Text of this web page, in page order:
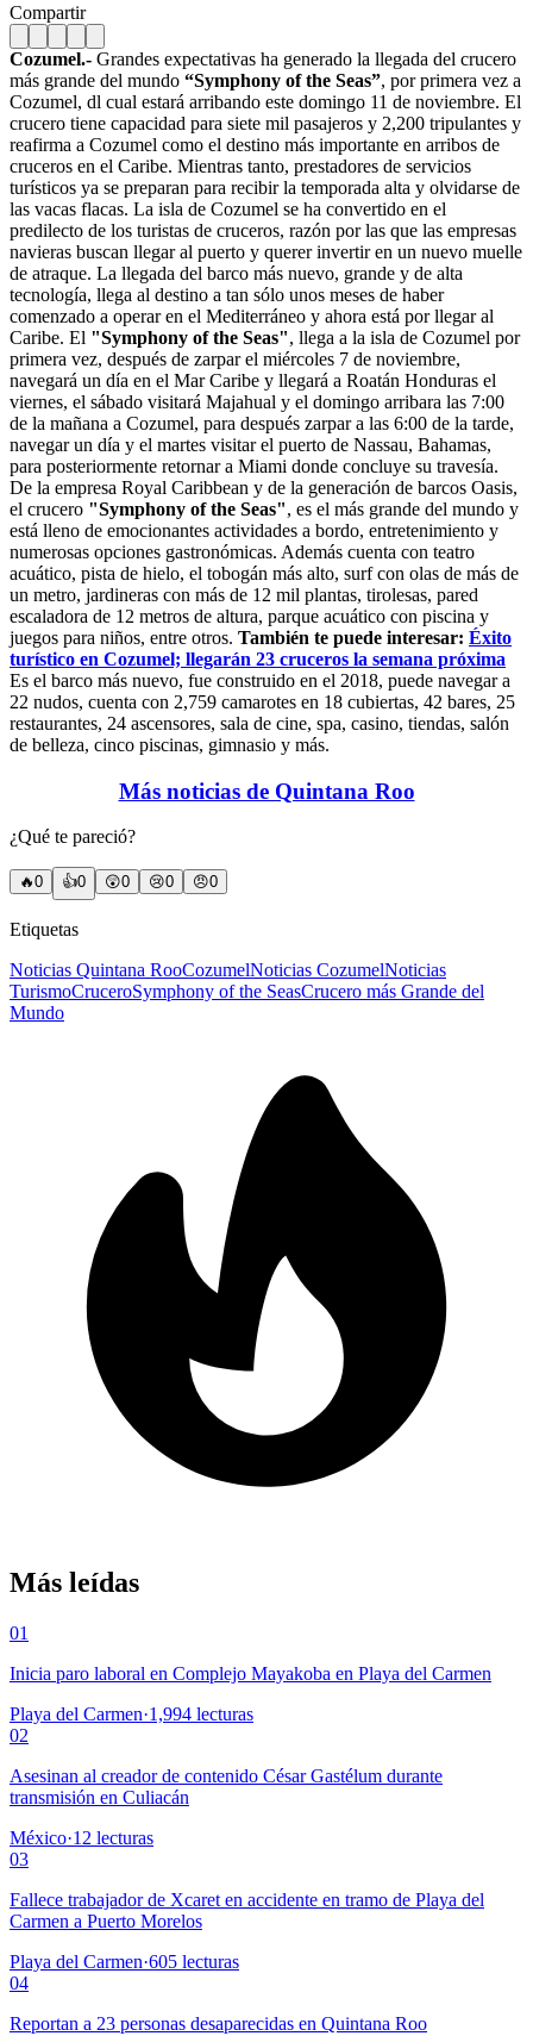
Compartir
Cozumel.- Grandes expectativas ha generado la llegada del crucero
más grande del mundo “Symphony of the Seas”, por primera vez a
Cozumel, dl cual estará arribando este domingo 11 de noviembre. El
crucero tiene capacidad para siete mil pasajeros y 2,200 tripulantes y
reafirma a Cozumel como el destino más importante en arribos de
cruceros en el Caribe. Mientras tanto, prestadores de servicios
turísticos ya se preparan para recibir la temporada alta y olvidarse de
las vacas flacas. La isla de Cozumel se ha convertido en el
predilecto de los turistas de cruceros, razón por las que las empresas
navieras buscan llegar al puerto y querer invertir en un nuevo muelle
de atraque. La llegada del barco más nuevo, grande y de alta
tecnología, llega al destino a tan sólo unos meses de haber
comenzado a operar en el Mediterráneo y ahora está por llegar al
Caribe. El "Symphony of the Seas", llega a la isla de Cozumel por
primera vez, después de zarpar el miércoles 7 de noviembre,
navegará un día en el Mar Caribe y llegará a Roatán Honduras el
viernes, el sábado visitará Majahual y el domingo arribara las 7:00
de la mañana a Cozumel, para después zarpar a las 6:00 de la tarde,
navegar un día y el martes visitar el puerto de Nassau, Bahamas,
para posteriormente retornar a Miami donde concluye su travesía.
De la empresa Royal Caribbean y de la generación de barcos Oasis,
el crucero "Symphony of the Seas", es el más grande del mundo y
está lleno de emocionantes actividades a bordo, entretenimiento y
numerosas opciones gastronómicas. Además cuenta con teatro
acuático, pista de hielo, el tobogán más alto, surf con olas de más de
un metro, jardineras con más de 12 mil plantas, tirolesas, pared
escaladora de 12 metros de altura, parque acuático con piscina y
juegos para niños, entre otros. También te puede interesar: Éxito
turístico en Cozumel; llegarán 23 cruceros la semana próxima
Es el barco más nuevo, fue construido en el 2018, puede navegar a
22 nudos, cuenta con 2,759 camarotes en 18 cubiertas, 42 bares, 25
restaurantes, 24 ascensores, sala de cine, spa, casino, tiendas, salón
de belleza, cinco piscinas, gimnasio y más.
Más noticias de Quintana Roo
¿Qué te pareció?
🔥0 👍0 😲0 😢0 😠0
Etiquetas
Noticias Quintana RooCozumelNoticias CozumelNoticias
TurismoCruceroSymphony of the SeasCrucero más Grande del
Mundo
Más leídas
01
Inicia paro laboral en Complejo Mayakoba en Playa del Carmen
Playa del Carmen·1,994 lecturas
02
Asesinan al creador de contenido César Gastélum durante
transmisión en Culiacán
México·12 lecturas
03
Fallece trabajador de Xcaret en accidente en tramo de Playa del
Carmen a Puerto Morelos
Playa del Carmen·605 lecturas
04
Reportan a 23 personas desaparecidas en Quintana Roo